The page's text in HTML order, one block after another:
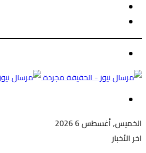
عن
الخميس, أغسطس 6 2026
اخر الأخبار